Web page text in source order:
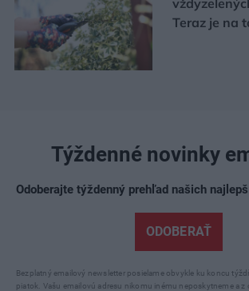
Teraz je na
Týždenné novinky
Odoberajte týždenný prehľad našich
ODOBERAŤ
Bezplatný emailový newsletter posielame obvykle ku koncu
piatok. Vašu emailovú adresu nikomu inému neposkytneme a